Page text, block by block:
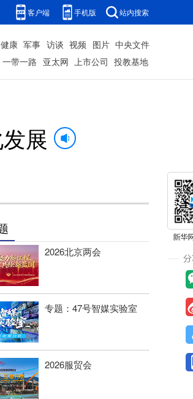
客户端 手机版 站内搜索
健康 军事 访谈 视频 图片 中央文件
一带一路 亚太网 上市公司 投教基地
展
2026北京两会
专题：47号智媒实验室
2026服贸会